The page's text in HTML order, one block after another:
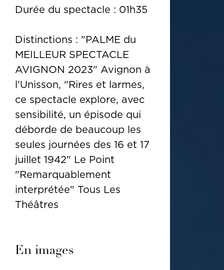
Durée du spectacle : 01h35
Distinctions : "PALME du
MEILLEUR SPECTACLE
AVIGNON 2023" Avignon à
l'Unisson, "Rires et larmes,
ce spectacle explore, avec
sensibilité, un épisode qui
déborde de beaucoup les
seules journées des 16 et 17
juillet 1942" Le Point
"Remarquablement
interprétée" Tous Les
Théâtres
En images